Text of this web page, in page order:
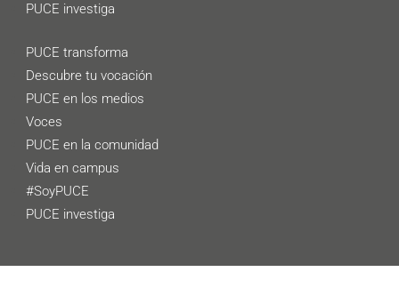
PUCE investiga
PUCE transforma
Descubre tu vocación
PUCE en los medios
Voces
PUCE en la comunidad
Vida en campus
#SoyPUCE
PUCE investiga